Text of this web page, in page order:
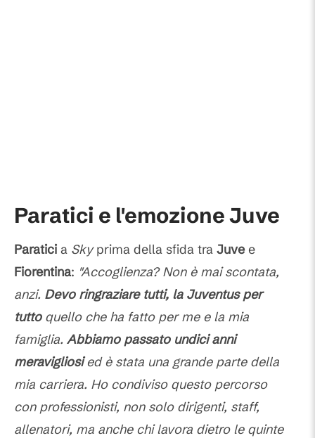
Paratici e l'emozione Juve
Paratici a Skyprima della sfida tra Juve e
Fiorentina: "Accoglienza? Non è mai scontata,
anzi. Devo ringraziare tutti, la Juventus per
tuttoquello che ha fatto per me e la mia
famiglia. Abbiamo passato undici anni
meravigliosied è stata una grande parte della
mia carriera. Ho condiviso questo percorso
con professionisti, non solo dirigenti, staff,
allenatori, ma anche chi lavora dietro le quinte